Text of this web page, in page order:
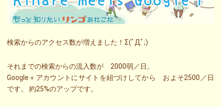
検索からのアクセス数が増えました！Σ(ﾟДﾟ;)
それまでの検索からの流入数が 2000弱／日。
Google＋アカウントにサイトを紐づけしてから およそ2500／日
です。 約25%のアップです。